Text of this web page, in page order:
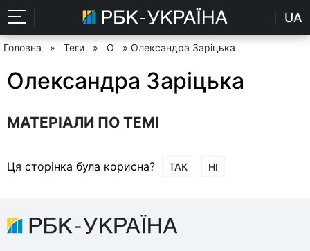
UA
Головна » Теги » О » Олександра Заріцька
Олександра Заріцька
МАТЕРІАЛИ ПО ТЕМІ
Ця сторінка була корисна? ТАК НІ